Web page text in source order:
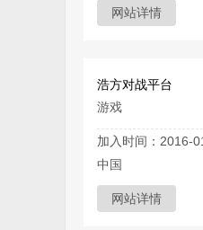
网站详情
浩方对战平台
游戏
加入时间：2016-
中国
网站详情